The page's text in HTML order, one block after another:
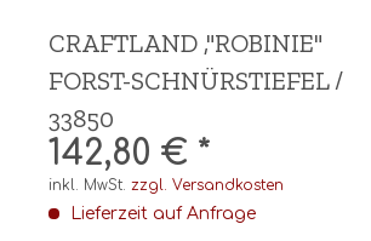
CRAFTLAND ,"ROBINIE"
FORST-SCHNÜRSTIEFEL /
33850
142,80 € *
inkl. MwSt. zzgl. Versandkosten
Lieferzeit auf Anfrage